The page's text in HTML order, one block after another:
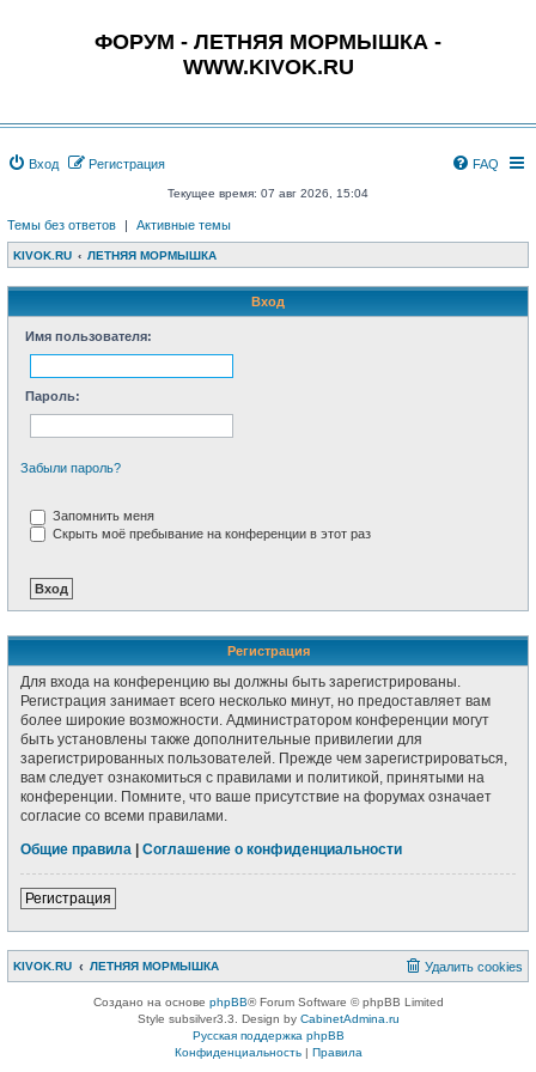
ФОРУМ - ЛЕТНЯЯ МОРМЫШКА -
WWW.KIVOK.RU
Вход Регистрация FAQ
Текущее время: 07 авг 2026, 15:04
Темы без ответов | Активные темы
KIVOK.RU ЛЕТНЯЯ МОРМЫШКА
Вход
Имя пользователя:
Пароль:
Забыли пароль?
Запомнить меня
Скрыть моё пребывание на конференции в этот раз
Регистрация
Для входа на конференцию вы должны быть зарегистрированы.
Регистрация занимает всего несколько минут, но предоставляет вам
более широкие возможности. Администратором конференции могут
быть установлены также дополнительные привилегии для
зарегистрированных пользователей. Прежде чем зарегистрироваться,
вам следует ознакомиться с правилами и политикой, принятыми на
конференции. Помните, что ваше присутствие на форумах означает
согласие со всеми правилами.
Общие правила
Соглашение о конфиденциальности
Регистрация
KIVOK.RU ЛЕТНЯЯ МОРМЫШКА Удалить cookies
Создано на основе phpBB® Forum Software © phpBB Limited
Style subsilver3.3. Design by CabinetAdmina.ru
Русская поддержка phpBB
Конфиденциальность| Правила